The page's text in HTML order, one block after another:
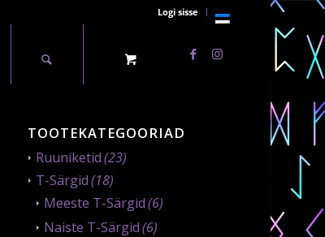
Logi sisse
TOOTEKATEGOORIAD
Ruuniketid(23)
T-Särgid(18)
Meeste T-Särgid(6)
Naiste T-Särgid(6)